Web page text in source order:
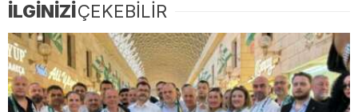
İLGİNİZİÇEKEBİLİR